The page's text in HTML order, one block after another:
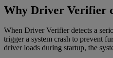
Why Driver Verifier
When Driver Verifier detects a
trigger a system crash to prevent
driver loads during startup, the